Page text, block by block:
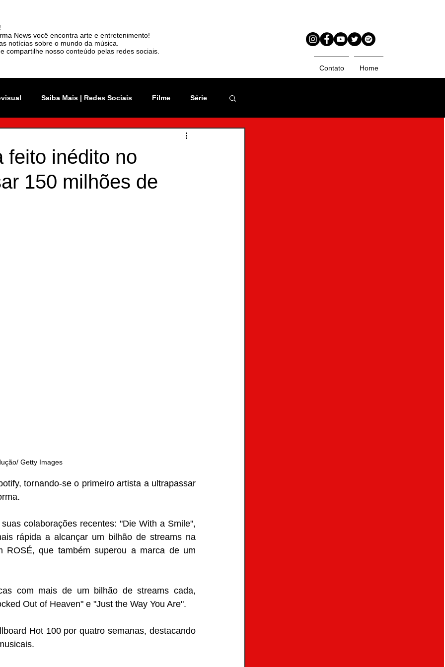
News você encontra arte e entretenimento!
notícias sobre o mundo da música.
compartilhe nosso conteúdo pelas redes sociais.
Contato Home
Saiba Mais | Redes Sociais Filme Série
News Viralizou
feito inédito no
150 milhões de
Getty Images
tornando-se o primeiro artista a ultrapassar
colaborações recentes: "Die With a Smile",
rápida a alcançar um bilhão de streams na
ROSÉ, que também superou a marca de um
com mais de um bilhão de streams cada,
Out of Heaven" e "Just the Way You Are".
Hot 100 por quatro semanas, destacando